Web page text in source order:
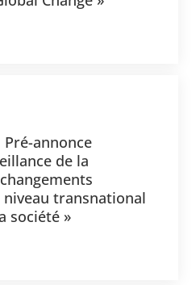
Pré-annonce
de la
transnational
société »